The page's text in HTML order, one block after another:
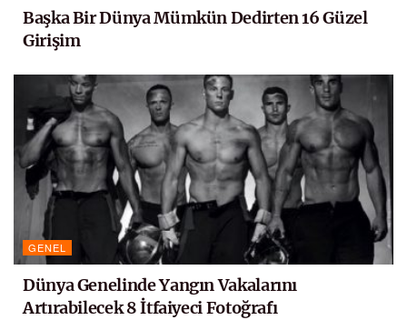
Başka Bir Dünya Mümkün Dedirten 16 Güzel
Girişim
GENEL
Dünya Genelinde Yangın Vakalarını
Artırabilecek 8 İtfaiyeci Fotoğrafı